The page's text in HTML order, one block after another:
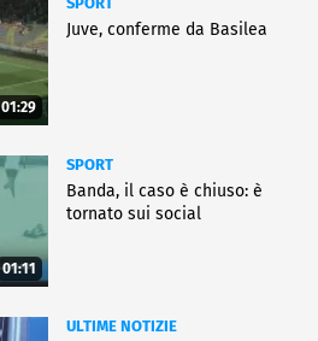
01:29
Juve, conferme da Basilea
01:11
SPORT
Banda, il caso è chiuso: è
tornato sui social
ULTIME NOTIZIE